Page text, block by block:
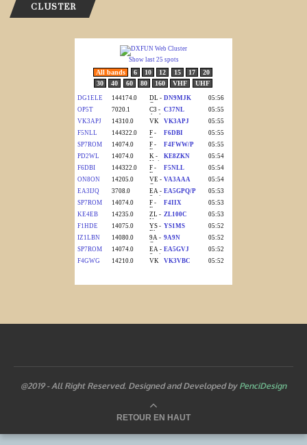
CLUSTER
@2019 - All Right Reserved. Designed and Developed by PenciDesign
RETOUR EN HAUT